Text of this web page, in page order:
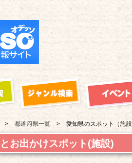
都道府県一覧 愛知県のスポット（施設
お出かけスポット(施設)